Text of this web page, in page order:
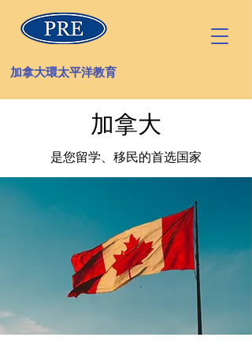
加拿大環太平洋教育
​加拿大
是您留学、移民的首选国家